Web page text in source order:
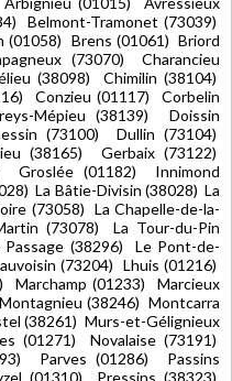
Belmont-Tramonet (73039)
(01058) Brens (01061) Briord
(73070) Charancieu
(38098) Chimilin (38104)
Conzieu (01117) Corbelin
Mépieu (38139) Doissin
(73100) Dullin (73104)
(38165) Gerbaix (73122)
Groslée (01182) Innimond
La Bâtie-Divisin (38028) La
(73058) La Chapelle-de-la-
(73078) La Tour-du-Pin
(38296) Le Pont-de-
(73204) Lhuis (01216)
Marchamp (01233) Marcieux
(38246) Montcarra
(38261) Murs-et-Gélignieux
(01271) Novalaise (73191)
Parves (01286) Passins
(01310) Pressins (38323)